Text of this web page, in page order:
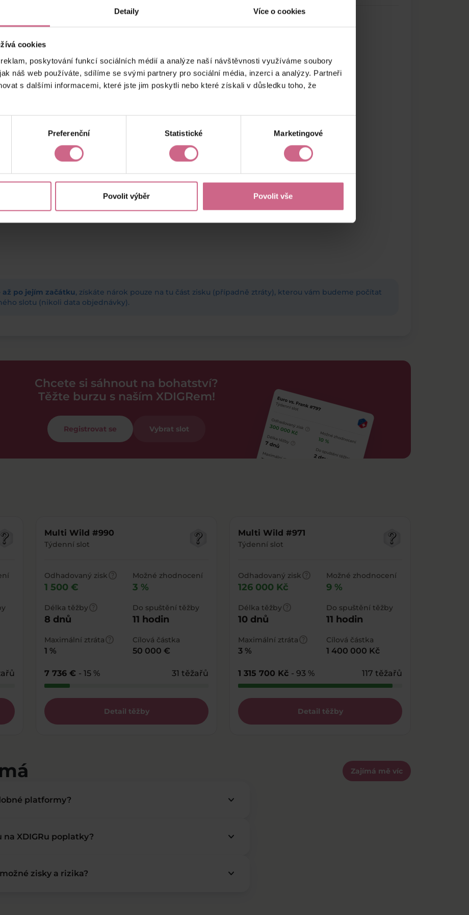
Detaily Více o cookies
cookies
poskytování funkcí sociálních médií a analýze naší návštěvnosti využíváme soubory
náš web používáte, sdílíme se svými partnery pro sociální média, inzerci a analýzy. Partneři
s dalšími informacemi, které jste jim poskytli nebo které získali v důsledku toho, že
Preferenční Statistické Marketingové
Povolit výběr Povolit vše
po jejím začátku, získáte nárok pouze na tu část zisku (případně ztráty), kterou vám budeme počítat
slotu (nikoli data objednávky).
Chcete si sáhnout na bohatství?
Těžte burzu s naším XDIGRem!
Registrovat se Vybrat slot
Multi Wild #990
Týdenní slot
Odhadovaný ziskhelp
1 500 €
Možné zhodnocení
3 %
Délka těžbyhelp
8 dnů
Do spuštění těžby
11 hodin
Maximální ztrátahelp
1 %
Cílová částka
50 000 €
7 736 € - 15 % 31 těžařů
Detail těžby
Multi Wild #971
Týdenní slot
Odhadovaný ziskhelp
126 000 Kč
Možné zhodnocení
9 %
Délka těžbyhelp
10 dnů
Do spuštění těžby
11 hodin
Maximální ztrátahelp
3 %
Cílová částka
1 400 000 Kč
1 315 700 Kč - 93 % 117 těžařů
Detail těžby
Zajímá mě víc
platformy? keyboard_arrow_down
XDIGRu poplatky? keyboard_arrow_down
zisky a rizika? keyboard_arrow_down